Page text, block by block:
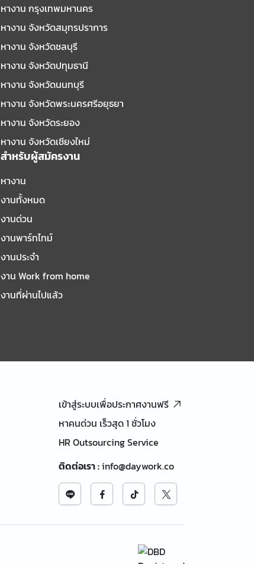
หางาน กรุงเทพมหานคร
หางาน จังหวัดสมุทรปราการ
หางาน จังหวัดชลบุรี
หางาน จังหวัดปทุมธานี
หางาน จังหวัดนนทบุรี
หางาน จังหวัดพระนครศรีอยุธยา
หางาน จังหวัดระยอง
หางาน จังหวัดเชียงใหม่
สำหรับผู้สมัครงาน
หางาน
งานทั้งหมด
งานด่วน
งานพาร์ทไทม์
งานประจำ
งาน Work from home
งานที่ผ่านไปแล้ว
เข้าสู่ระบบเพื่อประกาศงานฟรี
หาคนด่วน เร็วสุด 1 ชั่วโมง
HR Outsourcing Service
ติดต่อเรา:info@daywork.co